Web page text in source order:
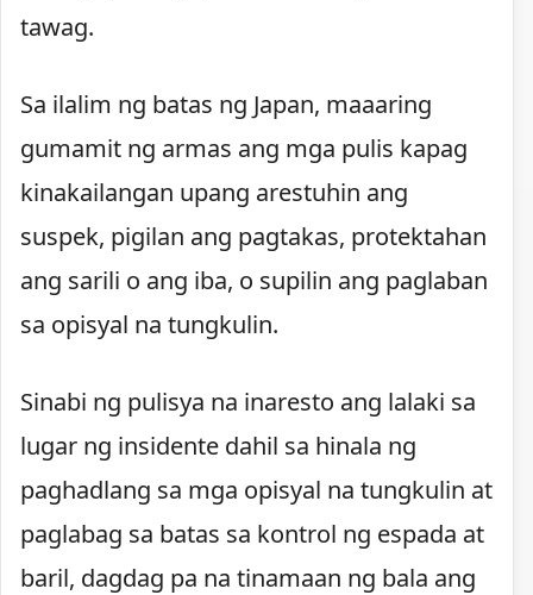
tawag.
Sa ilalim ng batas ng Japan, maaaring
gumamit ng armas ang mga pulis kapag
kinakailangan upang arestuhin ang
suspek, pigilan ang pagtakas, protektahan
ang sarili o ang iba, o supilin ang paglaban
sa opisyal na tungkulin.
Sinabi ng pulisya na inaresto ang lalaki sa
lugar ng insidente dahil sa hinala ng
paghadlang sa mga opisyal na tungkulin at
paglabag sa batas sa kontrol ng espada at
baril, dagdag pa na tinamaan ng bala ang